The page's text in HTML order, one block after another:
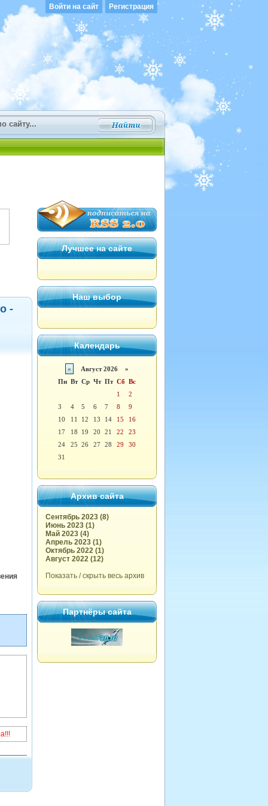
Войти на сайт Регистрация
-
Лучшее на сайте
Наш выбор
Календарь
«
Август 2026 »
Пн Вт Ср Чт Пт Сб Вс
1
2
3
4 5 6 7 8
9
10
11 12 13 14 15
16
17
18 19 20 21 22
23
24
25 26 27 28 29
30
31
Архив сайта
Сентябрь 2023 (8)
Июнь 2023 (1)
Май 2023 (4)
Апрель 2023 (1)
Октябрь 2022 (1)
Август 2022 (12)
Показать / скрыть весь архив
Партнёры сайта